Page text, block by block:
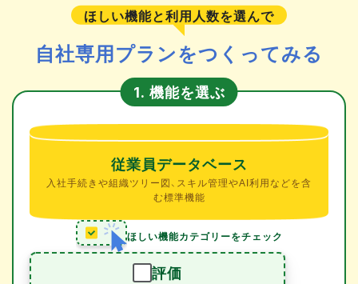
ほしい機能と利用人数を選んで
自社専用プランをつくってみる
1. 機能を選ぶ
従業員データベース
入社手続きや組織ツリー図、スキル管理やAI利用などを含
む標準機能
ほしい機能カテゴリーをチェック
評価